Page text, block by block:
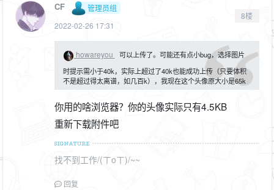
CF
管理员组
2022-02-26 17:31
8楼
howareyou
可以上传了。可能还有点小bug，选择图片
时提示需小于40k，实际上超过了40k也能成功上传（只要体积
不是超过得太离谱，如几百k），我现在这个头像原大小是65k
你用的啥浏览器？你的头像实际只有4.5KB
重新下载附件吧
找不到工作/(ㄒoㄒ)/~~
回复